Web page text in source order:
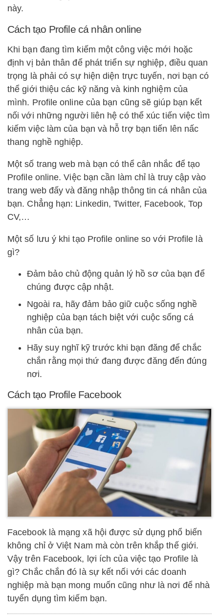
này.
Cách tạo Profile cá nhân online
Khi bạn đang tìm kiếm một công việc mới hoặc
định vị bản thân để phát triển sự nghiệp, điều quan
trọng là phải có sự hiện diện trực tuyến, nơi bạn có
thể giới thiệu các kỹ năng và kinh nghiệm của
mình. Profile online của bạn cũng sẽ giúp bạn kết
nối với những người liên hệ có thể xúc tiến việc tìm
kiếm việc làm của bạn và hỗ trợ bạn tiến lên nấc
thang nghề nghiệp.
Một số trang web mà bạn có thể cân nhắc để tạo
Profile online. Việc bạn cần làm chỉ là truy cập vào
trang web đấy và đăng nhập thông tin cá nhân của
bạn. Chẳng hạn: Linkedin, Twitter, Facebook, Top
CV,…
Một số lưu ý khi tạo Profile online so với Profile là
gì?
Đảm bảo chủ động quản lý hồ sơ của bạn để
chúng được cập nhật.
Ngoài ra, hãy đảm bảo giữ cuộc sống nghề
nghiệp của bạn tách biệt với cuộc sống cá
nhân của bạn.
Hãy suy nghĩ kỹ trước khi bạn đăng để chắc
chắn rằng mọi thứ đang được đăng đến đúng
nơi.
Cách tạo Profile Facebook
Facebook là mạng xã hội được sử dụng phổ biến
không chỉ ở Việt Nam mà còn trên khắp thế giới.
Vậy trên Facebook, lợi ích của việc tạo Profile là
gì? Chắc chắn đó là sự kết nối với các doanh
nghiệp mà bạn mong muốn cũng như là nơi để nhà
tuyển dụng tìm kiếm bạn.